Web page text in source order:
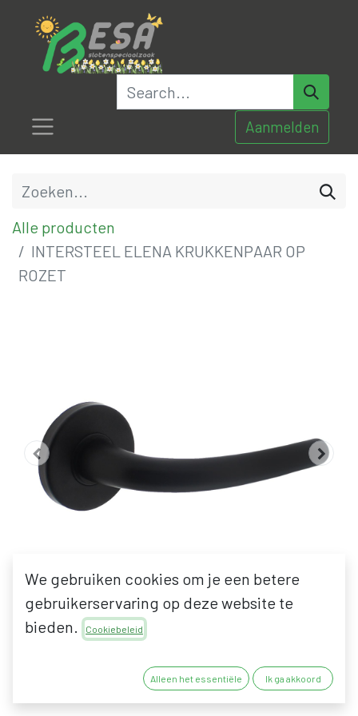
Aanmelden
Alle producten
INTERSTEEL ELENA KRUKKENPAAR OP
ROZET
INTERSTEEL ELENA
KRUKKENPAAR OP ROZET
We gebruiken cookies om je een betere
gebruikerservaring op deze website te
bieden.
Cookiebeleid
Alleen het essentiële Ik ga akkoord